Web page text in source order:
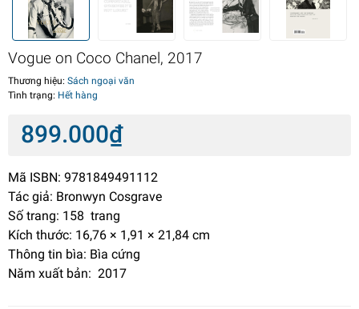
Vogue on Coco Chanel, 2017
Thương hiệu: Sách ngoại văn
Tình trạng: Hết hàng
899.000₫
Mã ISBN: 9781849491112
Tác giả: Bronwyn Cosgrave
Số trang: 158 trang
Kích thước: 16,76 × 1,91 × 21,84 cm
Thông tin bìa: Bìa cứng
Năm xuất bản: 2017